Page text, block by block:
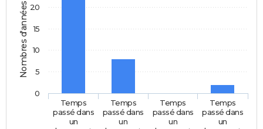
Nombres d'années
Temps
passé dans
un
Temps
passé dans
un
Temps
passé dans
un
Temps
passé dans
un
0
5
10
15
20